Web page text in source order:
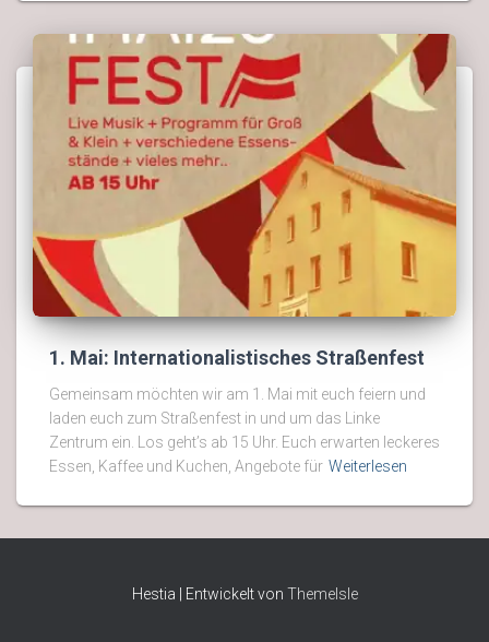
1. Mai: Internationalistisches Straßenfest
Gemeinsam möchten wir am 1. Mai mit euch feiern und
laden euch zum Straßenfest in und um das Linke
Zentrum ein. Los geht’s ab 15 Uhr. Euch erwarten leckeres
Essen, Kaffee und Kuchen, Angebote für Weiterlesen
Hestia | Entwickelt von ThemeIsle